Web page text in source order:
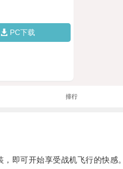
PC下载
排行
即可开始享受战机飞行的快感。